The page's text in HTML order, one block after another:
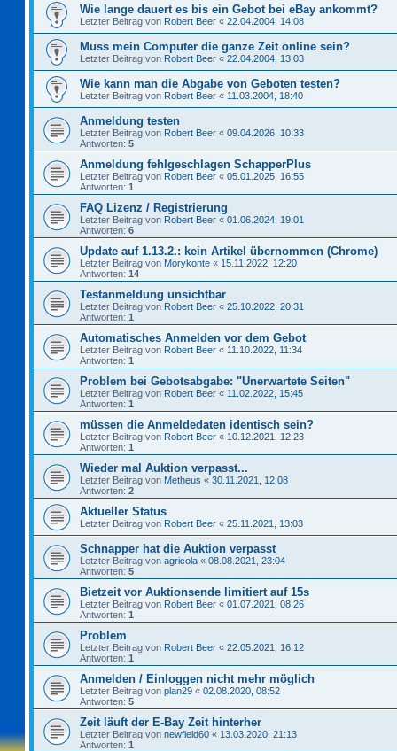
Wie lange dauert es bis ein Gebot bei eBay ankommt?
Letzter Beitrag von Robert Beer « 22.04.2004, 14:08
Muss mein Computer die ganze Zeit online sein?
Letzter Beitrag von Robert Beer « 22.04.2004, 13:03
Wie kann man die Abgabe von Geboten testen?
Letzter Beitrag von Robert Beer « 11.03.2004, 18:40
Anmeldung testen
Letzter Beitrag von Robert Beer « 09.04.2026, 10:33
Antworten: 5
Anmeldung fehlgeschlagen SchapperPlus
Letzter Beitrag von Robert Beer « 05.01.2025, 16:55
Antworten: 1
FAQ Lizenz / Registrierung
Letzter Beitrag von Robert Beer « 01.06.2024, 19:01
Antworten: 6
Update auf 1.13.2.: kein Artikel übernommen (Chrome)
Letzter Beitrag von Morykonte « 15.11.2022, 12:20
Antworten: 14
Testanmeldung unsichtbar
Letzter Beitrag von Robert Beer « 25.10.2022, 20:31
Antworten: 1
Automatisches Anmelden vor dem Gebot
Letzter Beitrag von Robert Beer « 11.10.2022, 11:34
Antworten: 1
Problem bei Gebotsabgabe: "Unerwartete Seiten"
Letzter Beitrag von Robert Beer « 11.02.2022, 15:45
Antworten: 1
müssen die Anmeldedaten identisch sein?
Letzter Beitrag von Robert Beer « 10.12.2021, 12:23
Antworten: 1
Wieder mal Auktion verpasst...
Letzter Beitrag von Metheus « 30.11.2021, 12:08
Antworten: 2
Aktueller Status
Letzter Beitrag von Robert Beer « 25.11.2021, 13:03
Schnapper hat die Auktion verpasst
Letzter Beitrag von agricola « 08.08.2021, 23:04
Antworten: 5
Bietzeit vor Auktionsende limitiert auf 15s
Letzter Beitrag von Robert Beer « 01.07.2021, 08:26
Antworten: 1
Problem
Letzter Beitrag von Robert Beer « 22.05.2021, 16:12
Antworten: 1
Anmelden / Einloggen nicht mehr möglich
Letzter Beitrag von plan29 « 02.08.2020, 08:52
Antworten: 5
Zeit läuft der E-Bay Zeit hinterher
Letzter Beitrag von newfield60 « 13.03.2020, 21:13
Antworten: 1